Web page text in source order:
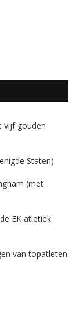
vijf gouden
Staten)
(met
EK atletiek
van topatleten